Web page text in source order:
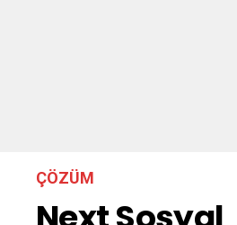
ÇÖZÜM